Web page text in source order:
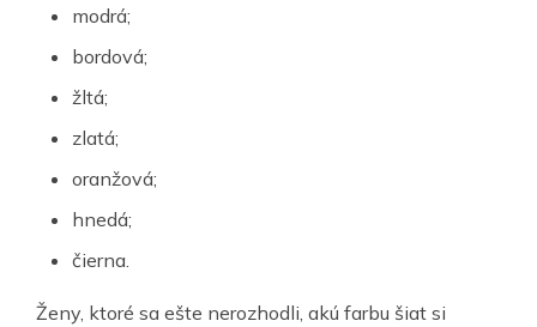
modrá;
bordová;
žltá;
zlatá;
oranžová;
hnedá;
čierna.
Ženy, ktoré sa ešte nerozhodli, akú farbu šiat si